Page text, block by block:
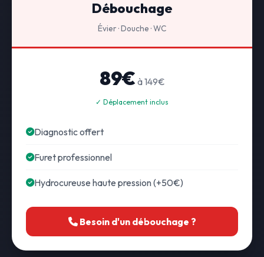
Débouchage
Évier · Douche · WC
89€ à 149€
✓ Déplacement inclus
Diagnostic offert
Furet professionnel
Hydrocureuse haute pression (+50€)
Besoin d'un débouchage ?